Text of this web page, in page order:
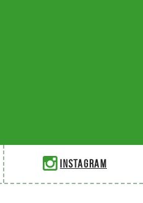
Instagram